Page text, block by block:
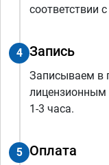
соответствии
4 Запись
Записываем в
лицензионным
1-3 часа.
5 Оплата